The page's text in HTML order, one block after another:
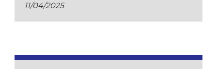
11/04/2025